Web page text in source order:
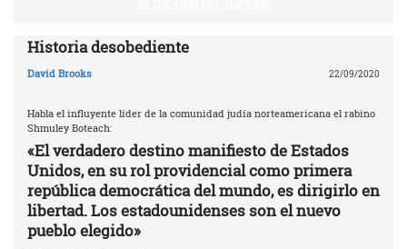
Historia desobediente
David Brooks 22/09/2020
Habla el influyente líder de la comunidad judía norteamericana el rabino
Shmuley Boteach:
«El verdadero destino manifiesto de Estados
Unidos, en su rol providencial como primera
república democrática del mundo, es dirigirlo en
libertad. Los estadounidenses son el nuevo
pueblo elegido»